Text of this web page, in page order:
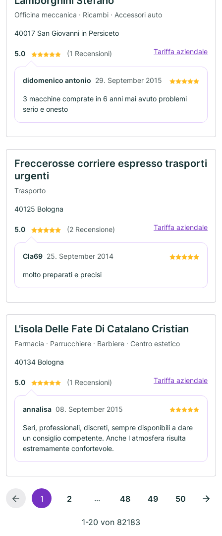
Officina meccanica · Ricambi · Accessori auto
40017 San Giovanni in Persiceto
5.0 (1 Recensioni) Tariffa aziendale
didomenico antonio 29. September 2015
3 macchine comprate in 6 anni mai avuto problemi
serio e onesto
Freccerosse corriere espresso trasporti
urgenti
Trasporto
40125 Bologna
5.0 (2 Recensione) Tariffa aziendale
Cla69 25. September 2014
molto preparati e precisi
L'isola Delle Fate Di Catalano Cristian
Farmacia · Parrucchiere · Barbiere · Centro estetico
40134 Bologna
5.0 (1 Recensioni) Tariffa aziendale
annalisa 08. September 2015
Seri, professionali, discreti, sempre disponibili a dare
un consiglio competente. Anche l atmosfera risulta
estremamente confortevole.
1 2 ... 48 49 50
1-20 von 82183